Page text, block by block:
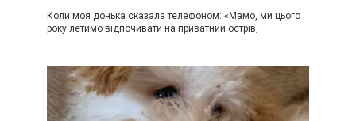
Коли моя донька сказала телефоном: «Мамо, ми цього
року летимо відпочивати на приватний острів,